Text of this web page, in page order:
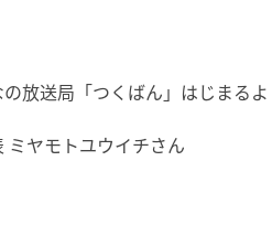
放送局「つくばん」はじまる
ミヤモトユウイチさん